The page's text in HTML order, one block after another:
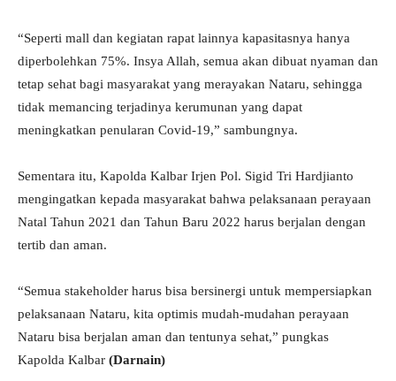
“Seperti mall dan kegiatan rapat lainnya kapasitasnya hanya
diperbolehkan 75%. Insya Allah, semua akan dibuat nyaman dan
tetap sehat bagi masyarakat yang merayakan Nataru, sehingga
tidak memancing terjadinya kerumunan yang dapat
meningkatkan penularan Covid-19,” sambungnya.
Sementara itu, Kapolda Kalbar Irjen Pol. Sigid Tri Hardjianto
mengingatkan kepada masyarakat bahwa pelaksanaan perayaan
Natal Tahun 2021 dan Tahun Baru 2022 harus berjalan dengan
tertib dan aman.
“Semua stakeholder harus bisa bersinergi untuk mempersiapkan
pelaksanaan Nataru, kita optimis mudah-mudahan perayaan
Nataru bisa berjalan aman dan tentunya sehat,” pungkas
Kapolda Kalbar (Darnain)